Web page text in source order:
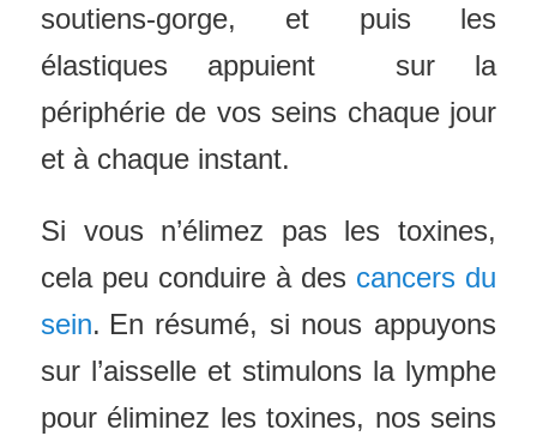
soutiens-gorge, et puis les
élastiques appuient sur la
périphérie de vos seins chaque jour
et à chaque instant.
Si vous n’élimez pas les toxines,
cela peu conduire à des cancers du
sein. En résumé, si nous appuyons
sur l’aisselle et stimulons la lymphe
pour éliminez les toxines, nos seins